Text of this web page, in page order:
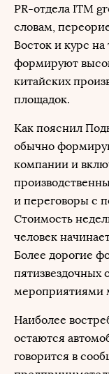
PR-отдела ITM
словам,
Восток и курс на
формируют
китайских
площадок.
Как пояснил
обычно
компании и
и переговоры с
Стоимость
человек
Более дорогие
пятизвездочных
мероприятиями
Наиболее
остаются
говорится в